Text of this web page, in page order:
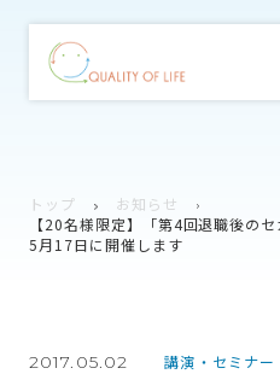
トップ
お知らせ
【20名様限定】「第4回退職後の
5月17日に開催します
2017.05.02 講演・セミナー